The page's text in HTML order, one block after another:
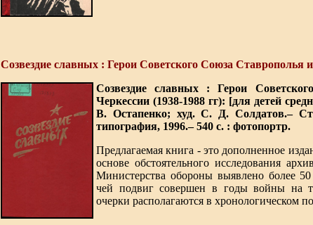
Созвездие славных : Герои Советского Союза Ставрополья
Созвездие славных : Герои
Черкессии (1938-1988 гг): [для детей
В. Остапенко; худ. С. Д. Солдатов.–
типография, 1996.– 540 с. : фотопортр.
Предлагаемая книга - это дополненное
основе обстоятельного исследования
Министерства обороны выявлено более
чей подвиг совершен в годы войны на
очерки располагаются в хронологическом